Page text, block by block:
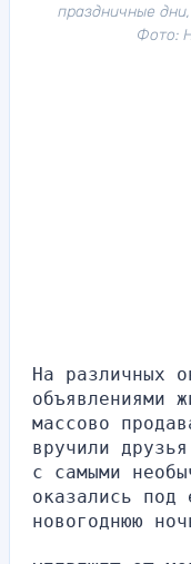
праздничные
Фото:
На различных
объявлениями
массово
вручили
с самыми
оказались под
новогоднюю